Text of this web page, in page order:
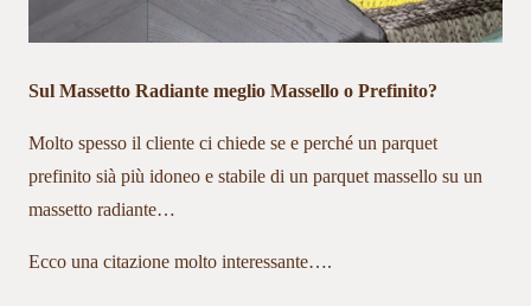
Sul Massetto Radiante meglio Massello o Prefinito?
Molto spesso il cliente ci chiede se e perché un parquet
prefinito sià più idoneo e stabile di un parquet massello su un
massetto radiante…
Ecco una citazione molto interessante….